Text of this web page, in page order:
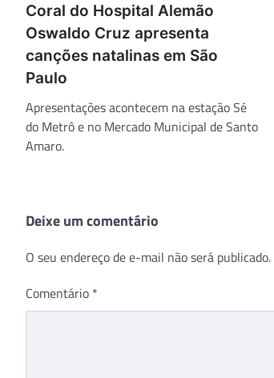
Coral do Hospital Alemão
Oswaldo Cruz apresenta
canções natalinas em São
Paulo
Apresentações acontecem na estação Sé
do Metrô e no Mercado Municipal de Santo
Amaro.
Deixe um comentário
O seu endereço de e-mail não será publicado.
Comentário *